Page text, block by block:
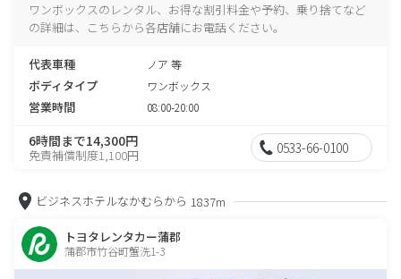
ワンボックスのレンタル、お得な割引料金や予約、乗り捨てなど
の詳細は、こちらから各店舗にお電話ください。
代表車種 ノア 等
ボディタイプ ワンボックス
営業時間 08:00-20:00
6時間まで14,300円
免責補償制度1,100円 0533-66-0100
ビジネスホテルなかむらから 1837m
トヨタレンタカー蒲郡
蒲郡市竹谷町蟹洗1-3